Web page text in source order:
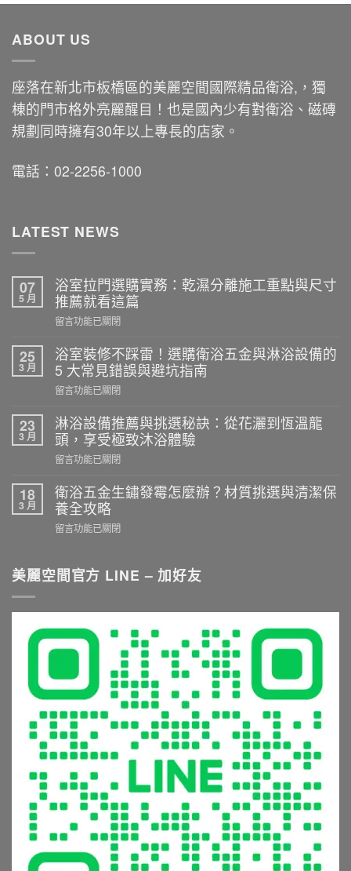
ABOUT US
座落在新北市板橋區的美麗空間國際精品衛浴,，獨
棟的門市格外亮麗醒目！也是國內少有對衛浴、磁磚
規劃同時擁有30年以上專長的店家。
電話：02-2256-1000
LATEST NEWS
07
5 月
浴室拉門選購實務：乾濕分離施工重點與尺寸
推薦就看這篇
在
室
拉
門
選
實
務：
乾
分
離
施
工
與
薦
就
這
篇〉
中
留言功能已關閉
25
3 月
浴室裝修不踩雷！選購衛浴五金與淋浴設備的
5 大常見錯誤與避坑指南
在
室
裝
修
不
雷！
選
購
五
金
淋
浴
設
5
大
常
見
誤
避
坑
南〉
中
留言功能已關閉
23
3 月
淋浴設備推薦與挑選秘訣：從花灑到恆溫龍
頭，享受極致沐浴體驗
在
浴
設
備
推
挑
從
花
到
恆
溫
龍
頭，
享
極
致
沐
浴
體
驗〉
留言功能已關閉
18
3 月
衛浴五金生鏽發霉怎麼辦？材質挑選與清潔保
養全攻略
在
五
金
鏽
發
霉
麼
辦？
質
挑
選
與
清
潔
保
全
攻
留言功能已關閉
美麗空間官方 LINE – 加好友